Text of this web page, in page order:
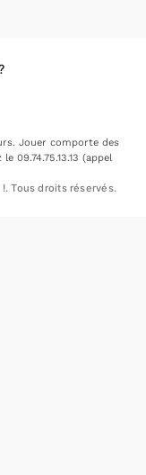
Jouer comporte des
09.74.75.13.13 (appel
Tous droits réservés.